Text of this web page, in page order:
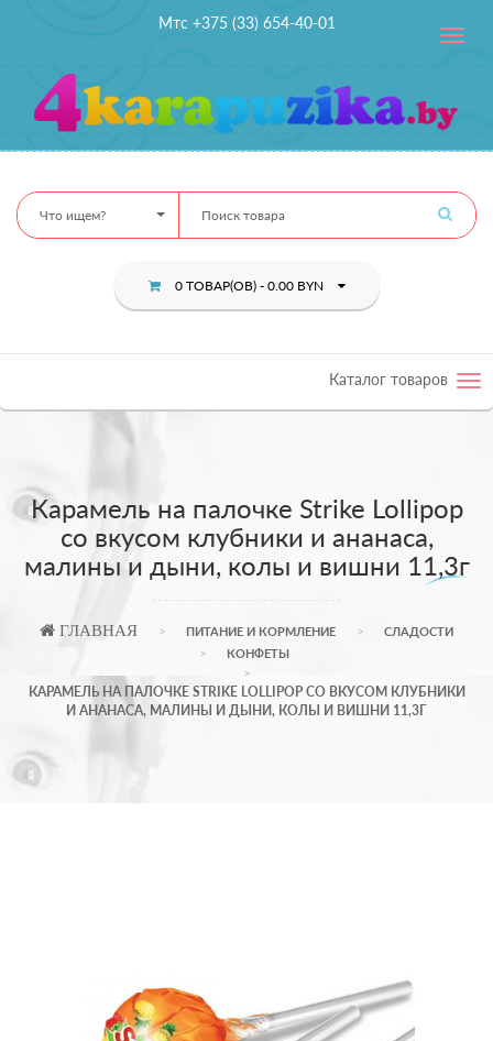
Мтс +375 (33) 654-40-01
Toggle
Что ищем?
0 ТОВАР(ОВ) - 0.00 BYN
Каталог товаров
Карамель на палочке Strike Lollipop
со вкусом клубники и ананаса,
малины и дыни, колы и вишни 11,3г
ГЛАВНАЯ ПИТАНИЕ И КОРМЛЕНИЕ
СЛАДОСТИ
КОНФЕТЫ
КАРАМЕЛЬ НА ПАЛОЧКЕ STRIKE LOLLIPOP СО ВКУСОМ КЛУБНИКИ
И АНАНАСА, МАЛИНЫ И ДЫНИ, КОЛЫ И ВИШНИ 11,3Г